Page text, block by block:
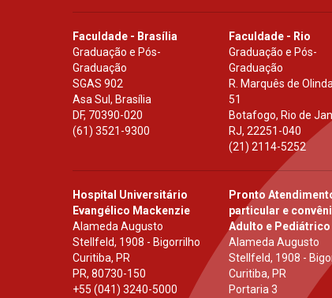
Faculdade - Brasília
Graduação e Pós-
Graduação
SGAS 902
Asa Sul, Brasília
DF, 70390-020
(61) 3521-9300
Faculdade - Rio
Graduação e Pós-
Graduação
R. Marquês de
51
Botafogo, Rio de
RJ,22251-040
(21) 2114-5252
Hospital Universitário
Evangélico Mackenzie
Alameda Augusto
Stellfeld, 1908 - Bigorrilho
Curitiba, PR
PR, 80730-150
+55 (041) 3240-5000
Pronto
particular e
Adulto e Pediátrico
Alameda Augusto
Stellfeld, 1908 -
Curitiba, PR
Portaria 3